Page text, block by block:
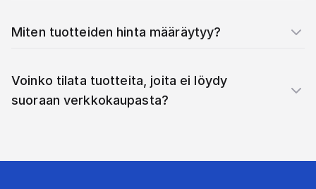
Miten tuotteiden hinta määräytyy?
Voinko tilata tuotteita, joita ei löydy
suoraan verkkokaupasta?